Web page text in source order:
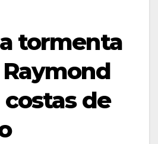
tormenta
de